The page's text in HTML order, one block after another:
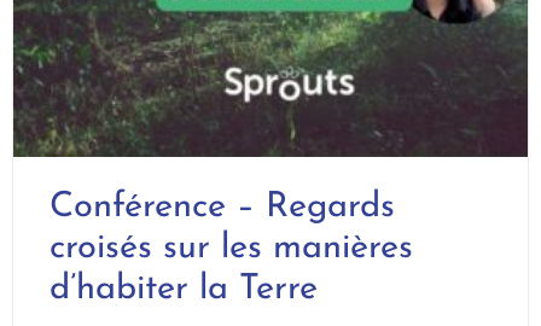
Conférence – Regards
croisés sur les manières
d’habiter la Terre